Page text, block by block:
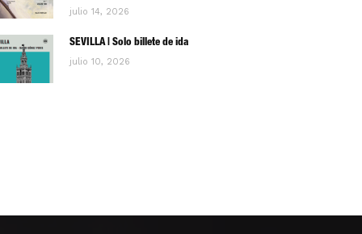
julio 14, 2026
SEVILLA | Solo billete de ida
julio 10, 2026